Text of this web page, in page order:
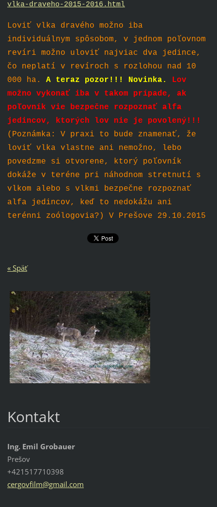
vlka-draveho-2015-2016.html
Loviť vlka dravého možno iba
individuálnym spôsobom, v jednom poľovnom
revíri možno uloviť najviac dva jedince,
čo neplatí v revíroch s rozlohou nad 10
000 ha. A teraz pozor!!! Novinka.
Lov
možno vykonať iba v takom prípade, ak
poľovník vie bezpečne rozpoznať alfa
jedincov, ktorých lov nie je povolený!!!
(Poznámka: V praxi to bude znamenať, že
loviť vlka vlastne ani nemožno, lebo
povedzme si otvorene, ktorý poľovník
dokáže v teréne pri náhodnom stretnutí s
vlkom alebo s vlkmi bezpečne rozpoznať
alfa jedincov, keď to nedokážu ani
terénni zoólogovia?) V Prešove 29.10.2015
« Späť
Kontakt
Ing. Emil Grobauer
Prešov
+421517710398
cergovfilm@gmail.com